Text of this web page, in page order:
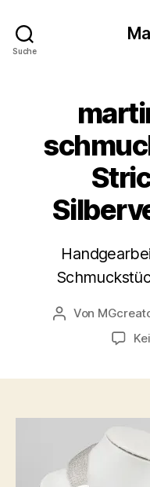
Suche
Beitragsautor
Von